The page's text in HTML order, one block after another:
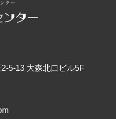
5-13 大森北口ビル5F